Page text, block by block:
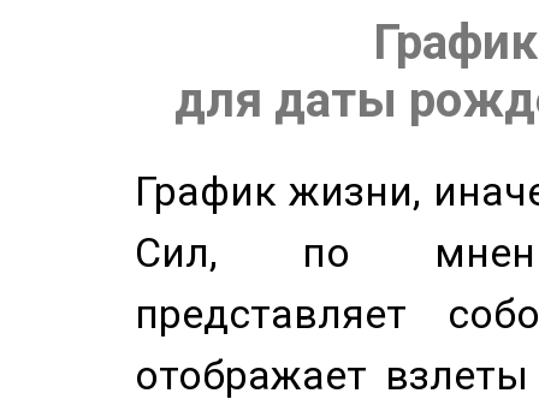
для даты
График жизни,
Сил, по
представляет
отображает